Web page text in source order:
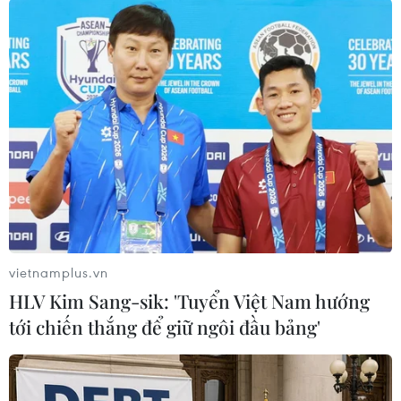
năng sử dụng đất.
Hiện nay các nhà thầu đã hoàn thiện các thủ tục
đầu vào, đang tiến hành đắp cát đường công vụ,
đắp cát tuyến chính đến cao độ xử lý đất yếu,
thực hiện cọc khoan nhồi... giá trị thực hiện đạt
17%.
Tương tự, tại Gói thầu XL2 xây dựng Cầu Tân
Bửu tuyến chính cao tốc, tuyến song hành
nhánh trái và đường song hành từ ĐT.830C đến
nút giao thuộc phân đoạn Km88+766-Km90+472,
do Liên danh Công ty Tân Nam-Công ty cổ phần
Đầu tư xây dựng dầu khí IDICO-Công ty cổ phần
Núi Hồng thực hiện đang triển khai 17 mũi thi
công cọc khoan nhồi, thi công kết cấu phần
vietnamplus.vn
HLV Kim Sang-sik: 'Tuyển Việt Nam hướng
tới chiến thắng để giữ ngôi đầu bảng'